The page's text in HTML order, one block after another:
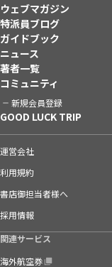
ウェブマガジン
特派員ブログ
ガイドブック
ニュース
著者一覧
コミュニティ
新規会員登録
GOOD LUCK TRIP
運営会社
利用規約
書店御担当者様へ
採用情報
関連サービス
海外航空券